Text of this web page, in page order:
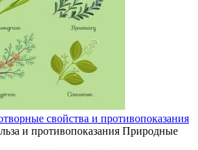
свойства и противопоказания
и противопоказания Природные